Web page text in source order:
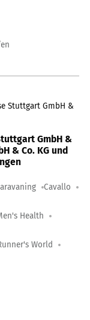
Stuttgart GmbH &
GmbH &
& Co. KG und
Cavallo
Health
World